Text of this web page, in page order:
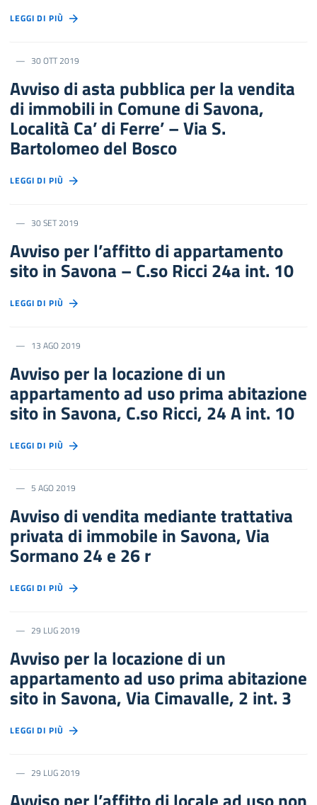
LEGGI DI PIÙ
30 OTT 2019
Avviso di asta pubblica per la vendita
di immobili in Comune di Savona,
Località Ca’ di Ferre’ – Via S.
Bartolomeo del Bosco
LEGGI DI PIÙ
30 SET 2019
Avviso per l’affitto di appartamento
sito in Savona – C.so Ricci 24a int. 10
LEGGI DI PIÙ
13 AGO 2019
Avviso per la locazione di un
appartamento ad uso prima abitazione
sito in Savona, C.so Ricci, 24 A int. 10
LEGGI DI PIÙ
5 AGO 2019
Avviso di vendita mediante trattativa
privata di immobile in Savona, Via
Sormano 24 e 26 r
LEGGI DI PIÙ
29 LUG 2019
Avviso per la locazione di un
appartamento ad uso prima abitazione
sito in Savona, Via Cimavalle, 2 int. 3
LEGGI DI PIÙ
29 LUG 2019